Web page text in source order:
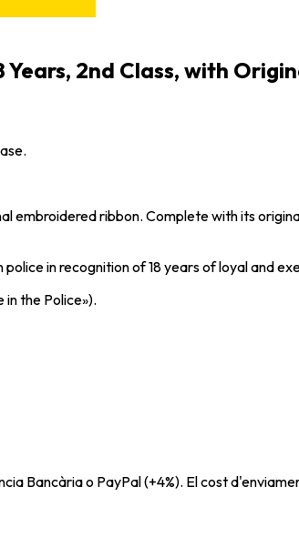
2nd Class, with
embroidered ribbon. Complete with its
in recognition of 18 years of loyal and
the Police»).
Bancària o PayPal (+4%). El cost